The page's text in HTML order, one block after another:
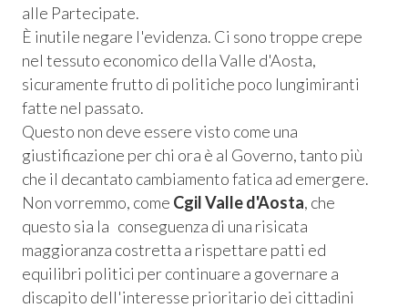
alle Partecipate.
È inutile negare l'evidenza. Ci sono troppe crepe
nel tessuto economico della Valle d'Aosta,
sicuramente frutto di politiche poco lungimiranti
fatte nel passato.
Questo non deve essere visto come una
giustificazione per chi ora è al Governo, tanto più
che il decantato cambiamento fatica ad emergere.
Non vorremmo, come Cgil Valle d'Aosta, che
questo sia la conseguenza di una risicata
maggioranza costretta a rispettare patti ed
equilibri politici per continuare a governare a
discapito dell'interesse prioritario dei cittadini